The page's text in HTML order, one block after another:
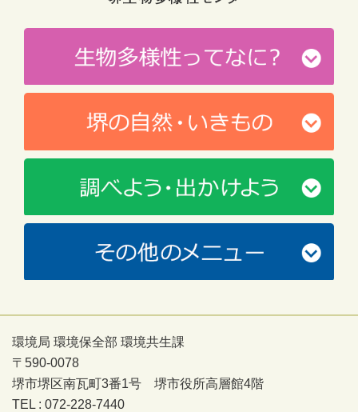
環境局 環境保全部 環境共生課
〒590-0078
堺市堺区南瓦町3番1号 堺市役所高層館4階
TEL : 072-228-7440